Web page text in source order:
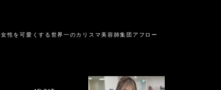
性を可愛くする 世界一のカリスマ美容師集団アフロー